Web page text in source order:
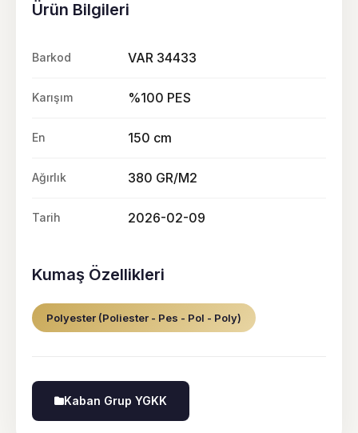
Ürün Bilgileri
Barkod VAR 34433
Karışım %100 PES
En 150 cm
Ağırlık 380 GR/M2
Tarih 2026-02-09
Kumaş Özellikleri
Polyester (Poliester - Pes - Pol - Poly)
Kaban Grup YGKK